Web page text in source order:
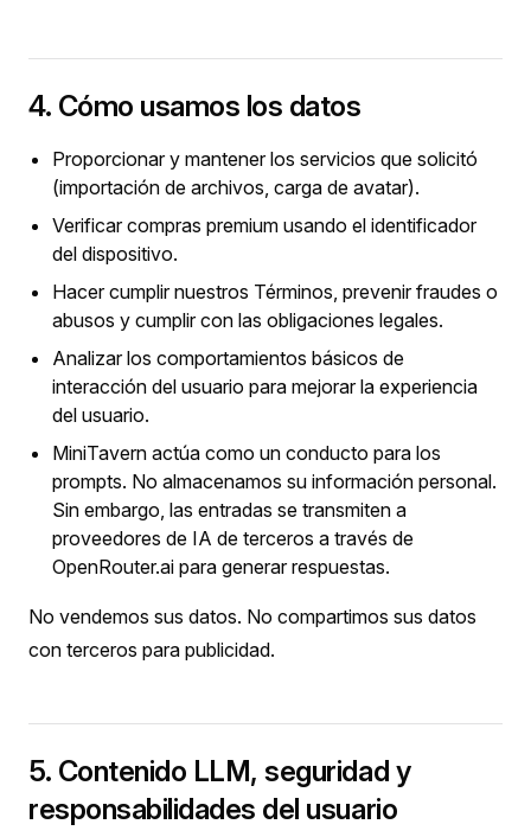
4. Cómo usamos los datos
Proporcionar y mantener los servicios que solicitó
(importación de archivos, carga de avatar).
Verificar compras premium usando el identificador
del dispositivo.
Hacer cumplir nuestros Términos, prevenir fraudes o
abusos y cumplir con las obligaciones legales.
Analizar los comportamientos básicos de
interacción del usuario para mejorar la experiencia
del usuario.
MiniTavern actúa como un conducto para los
prompts. No almacenamos su información personal.
Sin embargo, las entradas se transmiten a
proveedores de IA de terceros a través de
OpenRouter.ai para generar respuestas.
No vendemos sus datos. No compartimos sus datos
con terceros para publicidad.
5. Contenido LLM, seguridad y
responsabilidades del usuario